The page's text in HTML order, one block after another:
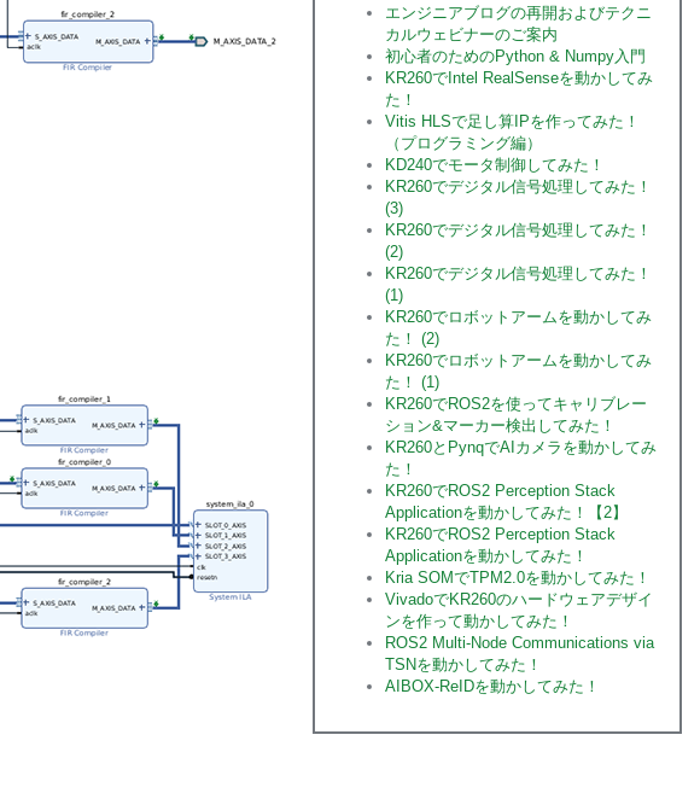
エンジニアブログの再開およびテクニ
カルウェビナーのご案内
初心者のためのPython & Numpy入門
KR260でIntel RealSenseを動かしてみ
た！
Vitis HLSで足し算IPを作ってみた！
（プログラミング編）
KD240でモータ制御してみた！
KR260でデジタル信号処理してみた！
(3)
KR260でデジタル信号処理してみた！
(2)
KR260でデジタル信号処理してみた！
(1)
KR260でロボットアームを動かしてみ
た！ (2)
KR260でロボットアームを動かしてみ
た！ (1)
KR260でROS2を使ってキャリブレー
ション&マーカー検出してみた！
KR260とPynqでAIカメラを動かしてみ
た！
KR260でROS2 Perception Stack
Applicationを動かしてみた！【2】
KR260でROS2 Perception Stack
Applicationを動かしてみた！
Kria SOMでTPM2.0を動かしてみた！
VivadoでKR260のハードウェアデザイ
ンを作って動かしてみた！
ROS2 Multi-Node Communications via
TSNを動かしてみた！
AIBOX-ReIDを動かしてみた！